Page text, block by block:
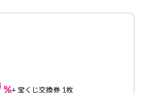
%+ 宝くじ交換券 1枚